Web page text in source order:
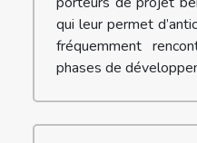
qui leur permet
fréquemment
phases de